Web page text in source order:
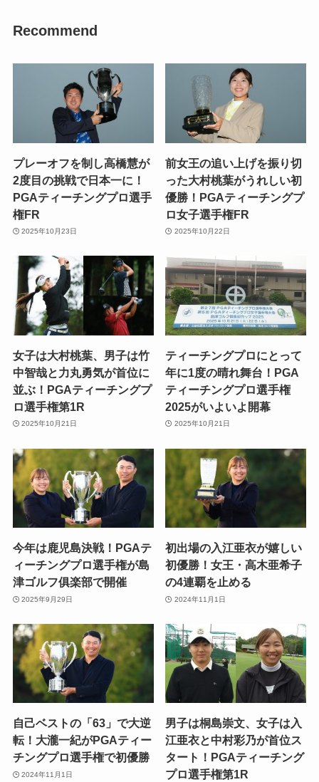
Recommend
プレーオフを制し高橋慧が
2度目の挑戦で日本一に！
PGAティーチングプロ選手
権FR
2025年10月23日
前女王の追い上げを振り切
った大村桃葉がうれしい初
優勝！PGAティーチングプ
ロ女子選手権FR
2025年10月22日
女子は大村桃葉、男子は竹
中智哉と力丸勇気が首位に
並ぶ！PGAティーチングプ
ロ選手権第1R
2025年10月21日
ティーチングプロにとって
年に1度の晴れ舞台！PGA
ティーチングプロ選手権
2025がいよいよ開幕
2025年10月21日
今年は鹿児島決戦！PGAテ
ィーチングプロ選手権が島
津ゴルフ俱楽部で開催
2025年9月29日
初出場の入江亜衣が嬉しい
初優勝！女王・高木亜希子
の4連覇を止める
2024年11月1日
自己ベストの「63」で大逆
転！大瀧一紀がPGAティー
チングプロ選手権で初優勝
2024年11月1日
男子は桐島崇文、女子は入
江亜衣と中村彩乃が首位ス
タート！PGAティーチング
プロ選手権第1R